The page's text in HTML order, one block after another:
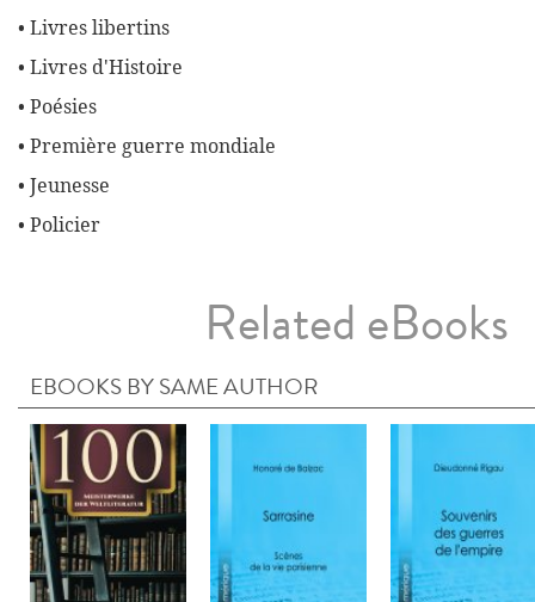
• Livres libertins
• Livres d'Histoire
• Poésies
• Première guerre mondiale
• Jeunesse
• Policier
Related eBooks
EBOOKS BY SAME AUTHOR